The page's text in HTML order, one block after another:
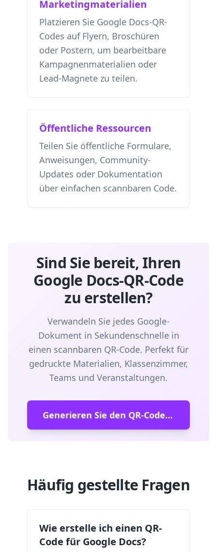
Marketingmaterialien
Platzieren Sie Google Docs-QR-
Codes auf Flyern, Broschüren
oder Postern, um bearbeitbare
Kampagnenmaterialien oder
Lead-Magnete zu teilen.
Öffentliche Ressourcen
Teilen Sie öffentliche Formulare,
Anweisungen, Community-
Updates oder Dokumentation
über einfachen scannbaren Code.
Sind Sie bereit, Ihren
Google Docs-QR-Code
zu erstellen?
Verwandeln Sie jedes Google-
Dokument in Sekundenschnelle in
einen scannbaren QR-Code. Perfekt für
gedruckte Materialien, Klassenzimmer,
Teams und Veranstaltungen.
Generieren Sie den QR-Code für Google Docs
Häufig gestellte Fragen
Wie erstelle ich einen QR-
Code für Google Docs?